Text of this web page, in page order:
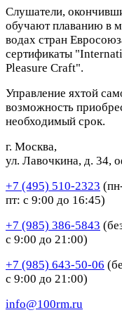
Слушатели,
обучают плаванию в
водах стран
сертификаты
Pleasure Craft".
Управление яхтой
возможность
необходимый срок.
г. Москва,
ул. Лавочкина, д. 34,
+7 (495) 510-2323
пт: с 9:00 до 16:45)
+7 (985) 386-5843
с 9:00 до 21:00)
+7 (985) 643-50-06
с 9:00 до 21:00)
info@100rm.ru